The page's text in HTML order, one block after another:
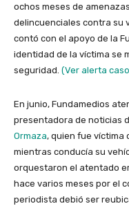
ochos meses de
delincuenciales contra su
contó con el apoyo de la
identidad de la víctima se
seguridad. (Ver alerta
En junio, Fundamedios
presentadora de noticias
Ormaza, quien fue víctima
mientras conducía su
orquestaron el atentado
hace varios meses por el
periodista debió ser